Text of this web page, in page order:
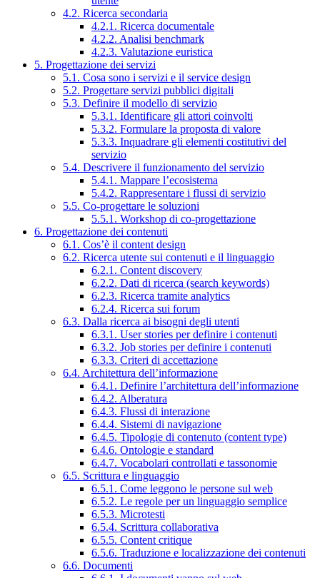
4.2. Ricerca secondaria
4.2.1. Ricerca documentale
4.2.2. Analisi benchmark
4.2.3. Valutazione euristica
5. Progettazione dei servizi
5.1. Cosa sono i servizi e il service design
5.2. Progettare servizi pubblici digitali
5.3. Definire il modello di servizio
5.3.1. Identificare gli attori coinvolti
5.3.2. Formulare la proposta di valore
5.3.3. Inquadrare gli elementi costitutivi del
servizio
5.4. Descrivere il funzionamento del servizio
5.4.1. Mappare l’ecosistema
5.4.2. Rappresentare i flussi di servizio
5.5. Co-progettare le soluzioni
5.5.1. Workshop di co-progettazione
6. Progettazione dei contenuti
6.1. Cos’è il content design
6.2. Ricerca utente sui contenuti e il linguaggio
6.2.1. Content discovery
6.2.2. Dati di ricerca (search keywords)
6.2.3. Ricerca tramite analytics
6.2.4. Ricerca sui forum
6.3. Dalla ricerca ai bisogni degli utenti
6.3.1. User stories per definire i contenuti
6.3.2. Job stories per definire i contenuti
6.3.3. Criteri di accettazione
6.4. Architettura dell’informazione
6.4.1. Definire l’architettura dell’informazione
6.4.2. Alberatura
6.4.3. Flussi di interazione
6.4.4. Sistemi di navigazione
6.4.5. Tipologie di contenuto (content type)
6.4.6. Ontologie e standard
6.4.7. Vocabolari controllati e tassonomie
6.5. Scrittura e linguaggio
6.5.1. Come leggono le persone sul web
6.5.2. Le regole per un linguaggio semplice
6.5.3. Microtesti
6.5.4. Scrittura collaborativa
6.5.5. Content critique
6.5.6. Traduzione e localizzazione dei contenuti
6.6. Documenti